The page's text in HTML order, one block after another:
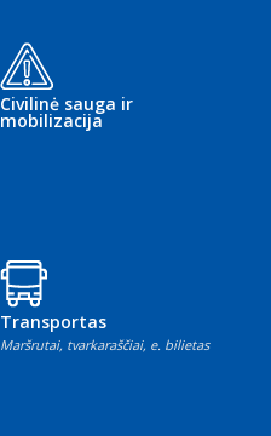
Civilinė sauga ir
mobilizacija
Transportas
Maršrutai, tvarkaraščiai, e. bilietas